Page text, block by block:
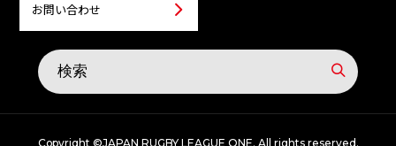
お問い合わせ
Copyright ©JAPAN RUGBY LEAGUE ONE. All rights reserved.